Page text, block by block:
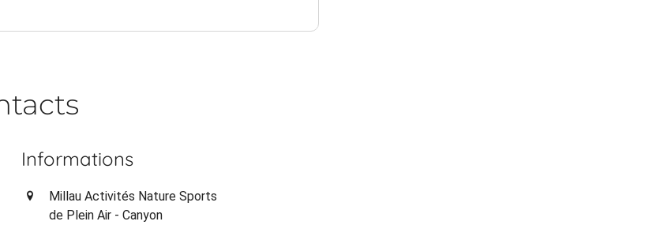
Informations
Millau Activités Nature Sports
de Plein Air - Canyon